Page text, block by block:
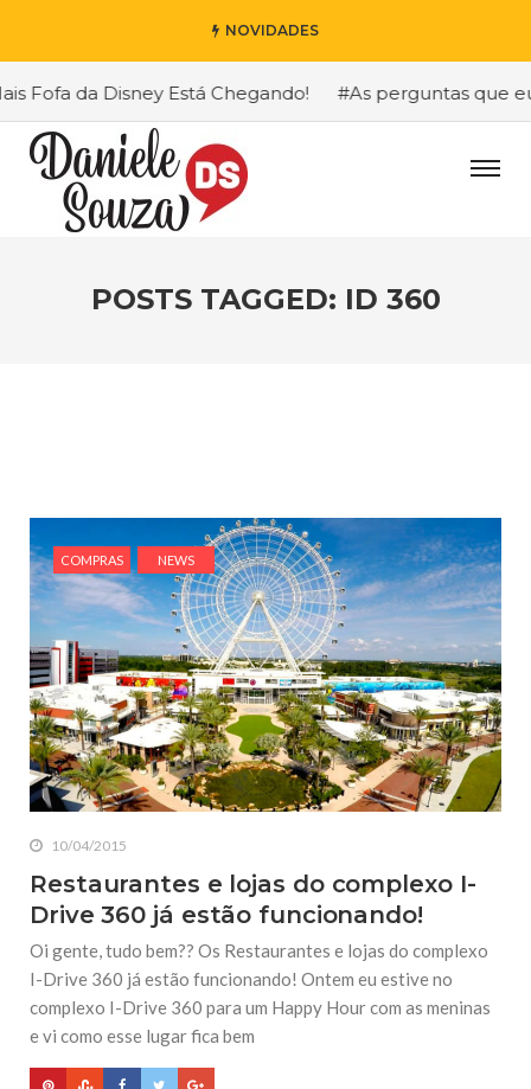
NOVIDADES
da Disney Está Chegando! #As perguntas que eu
POSTS TAGGED: ID 360
COMPRAS NEWS
10/04/2015
Restaurantes e lojas do complexo I-
Drive 360 já estão funcionando!
Oi gente, tudo bem?? Os Restaurantes e lojas do complexo
I-Drive 360 já estão funcionando! Ontem eu estive no
complexo I-Drive 360 para um Happy Hour com as meninas
e vi como esse lugar fica bem